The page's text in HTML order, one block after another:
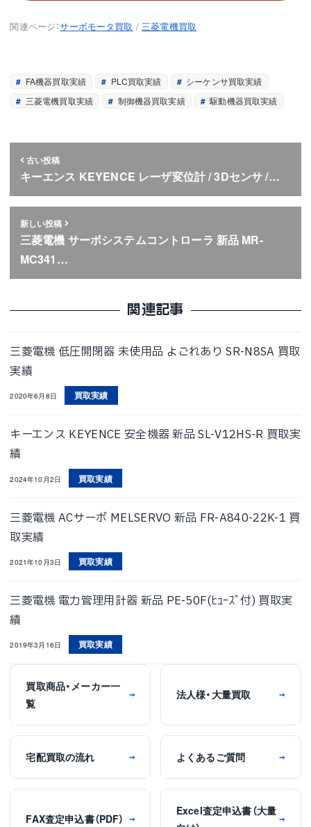
関連ページ：サーボモータ買取 / 三菱電機買取
FA機器買取実績 PLC買取実績
シーケンサ買取実績
三菱電機買取実績
制御機器買取実績 駆動機器買取実績
古い投稿
キーエンス KEYENCE レーザ変位計 / 3Dセンサ /…
新しい投稿
三菱電機 サーボシステムコントローラ 新品 MR-
MC341…
関連記事
三菱電機 低圧開閉器 未使用品 よごれあり SR-N8SA 買取
実績
2020年6月8日 買取実績
キーエンス KEYENCE 安全機器 新品 SL-V12HS-R 買取実
績
2024年10月2日 買取実績
三菱電機 ACサーボ MELSERVO 新品 FR-A840-22K-1 買
取実績
2021年10月3日 買取実績
三菱電機 電力管理用計器 新品 PE-50F(ﾋｭｰｽﾞ付) 買取実
績
2019年3月16日 買取実績
買取商品・メーカー一
覧
→ 法人様・大量買取 →
宅配買取の流れ → よくあるご質問 →
FAX査定申込書（PDF） →
Excel査定申込書（大量
→